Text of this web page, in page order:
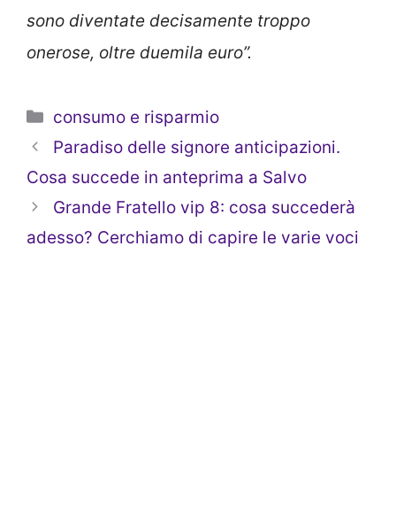
sono diventate decisamente troppo
onerose, oltre duemila euro”.
Categorie
consumo e risparmio
Paradiso delle signore anticipazioni.
Cosa succede in anteprima a Salvo
Grande Fratello vip 8: cosa succederà
adesso? Cerchiamo di capire le varie voci